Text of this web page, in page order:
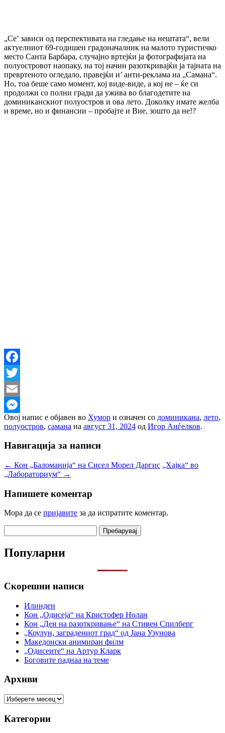
„Се’ зависи од перспективата на гледање на нештата“, вели
актуелниот 69-годишен градоначалник на малото туристичко
место Санта Барбара, случајно вртејќи ја фотографијата на
полуостровот наопаку, на тој начин разоткривајќи ја тајната на
превртеното огледало, правејќи и’ анти-реклама на „Самана“.
Но, тоа беше само момент, кој виде-виде, а кој не – ќе си
продолжи со полни гради да ужива во благодетите на
доминиканскиот полуостров и ова лето. Доколку имате желба
и време, но и финансии – пробајте и Вие, зошто да не!?
Facebook
Twitter
Email
Messenger
Овој напис е објавен во Хумор и означен со доминикана, лето,
полуостров, самана на август 31, 2024 од Игор Анѓелков.
Навигација за написи
← Кон „Баломанија“ на Сисел Морел Даргис „Хајка“ во
„Лабораториум“ →
Напишете коментар
Мора да се пријавите за да испратите коментар.
за:
Популарни
Скорешни написи
Илинден
Кон „Одисеја“ на Кристофер Нолан
Кон „Ден на разоткривање“ на Стивен Спилберг
„Коулун, заградениот град“ од Јана Узунова
Македонски анимиран филм
„Одисеите“ на Артур Кларк
Боговите паднаа на теме
Архиви
Архиви
Категории